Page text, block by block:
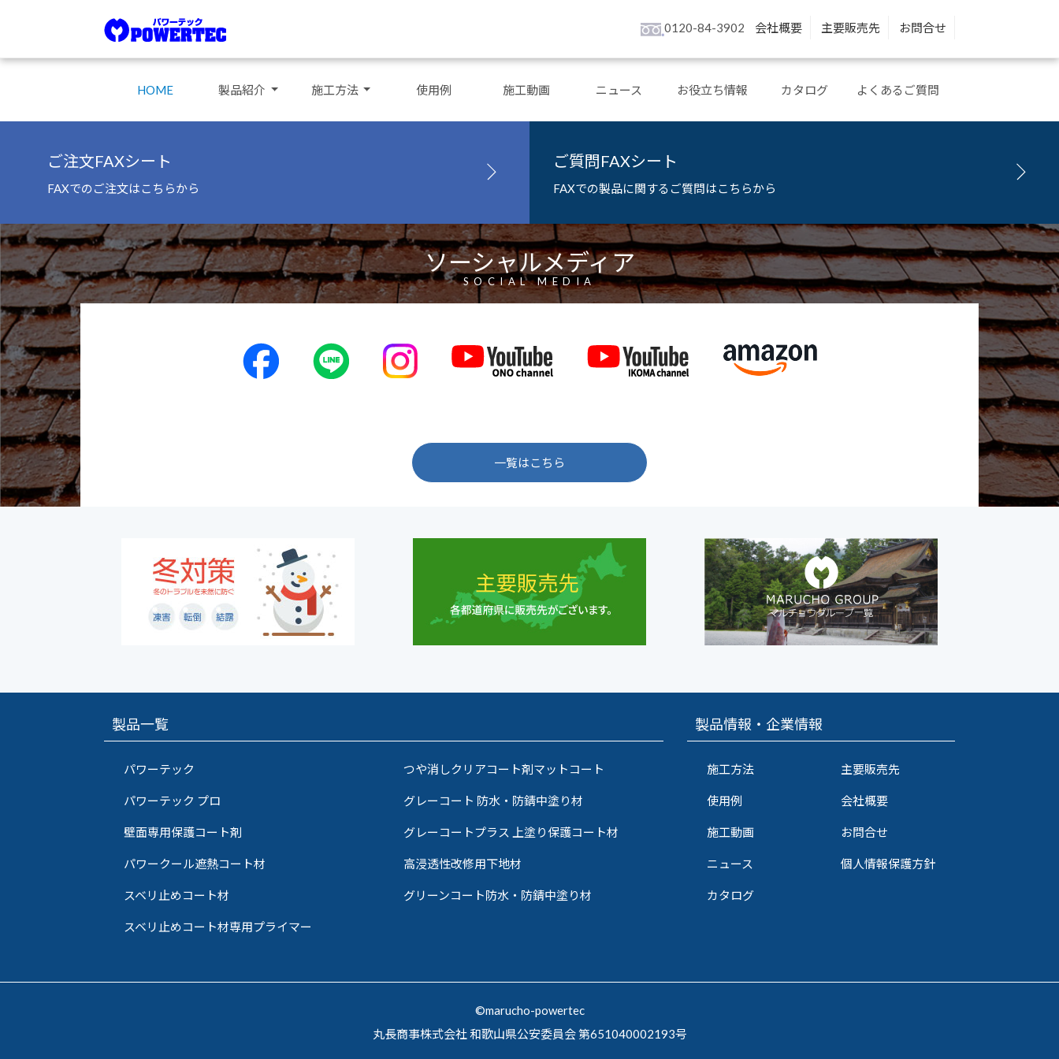
0120-84-3902 会社概要 主要販売先 お問合せ
HOME 製品紹介 施工方法 使用例 施工動画 ニュース お役立ち情報 カタログ よくあるご質問
ご注文FAXシート
FAXでのご注文はこちらから
ご質問FAXシート
FAXでの製品に関するご質問はこちらから
ソーシャルメディア
SOCIAL MEDIA
一覧はこちら
製品一覧
パワーテック
パワーテック プロ
壁面専用保護コート剤
パワークール遮熱コート材
スベリ止めコート材
スベリ止めコート材専用プライマー
つや消しクリアコート剤マットコート
グレーコート 防水・防錆中塗り材
グレーコートプラス 上塗り保護コート材
高浸透性改修用下地材
グリーンコート防水・防錆中塗り材
製品情報・企業情報
施工方法
使用例
施工動画
ニュース
カタログ
主要販売先
会社概要
お問合せ
個人情報保護方針
©marucho-powertec
丸長商事株式会社 和歌山県公安委員会 第651040002193号